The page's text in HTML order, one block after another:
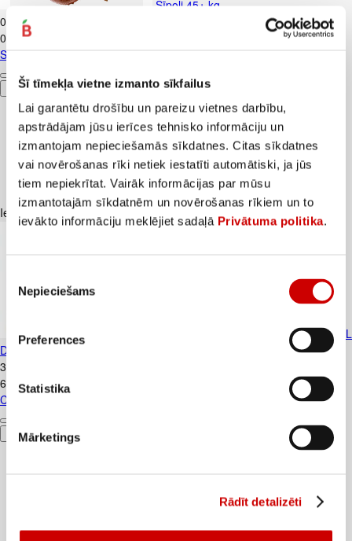
Šī tīmekļa vietne izmanto sīkfailus
Lai garantētu drošību un pareizu vietnes darbību,
apstrādājam jūsu ierīces tehnisko informāciju un
izmantojam nepieciešamās sīkdatnes. Citas sīkdatnes
vai novērošanas rīki netiek iestatīti automātiski, ja jūs
tiem nepiekrītat. Vairāk informācijas par mūsu
izmantotajām sīkdatnēm un novērošanas rīkiem un to
ievākto informāciju meklējiet sadaļā Privātuma politika.
izvēle
Nepieciešams
Preferences
Statistika
Mārketings
Rādīt detalizēti
Sīpoli 45+ kg
0
€
0,69€/kg
Sīpoli 45+ kg
Pievienot
Iesakām ar
Cāļa šķiņķi atkauloti bez ādas WELL
DONE 500g
3
6,16€/kg
Cāļa šķiņķi atkauloti bez ādas WELL DONE 500g
Pievienot